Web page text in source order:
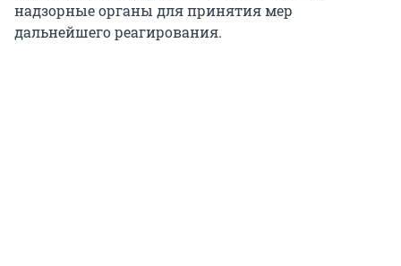
надзорные органы для принятия мер
дальнейшего реагирования.